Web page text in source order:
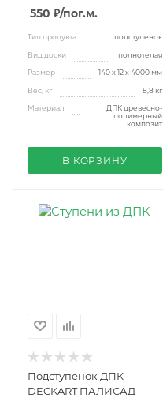
550 ₽/пог.м.
Тип продукта подступенок
Вид доски полнотелая
Размер 140 х 12 х 4000 мм
Вес, кг 8,8 кг
Материал
ДПК древесно-
полимерный
композит
В КОРЗИНУ
Подступенок ДПК
DECKART ПАЛИСАД